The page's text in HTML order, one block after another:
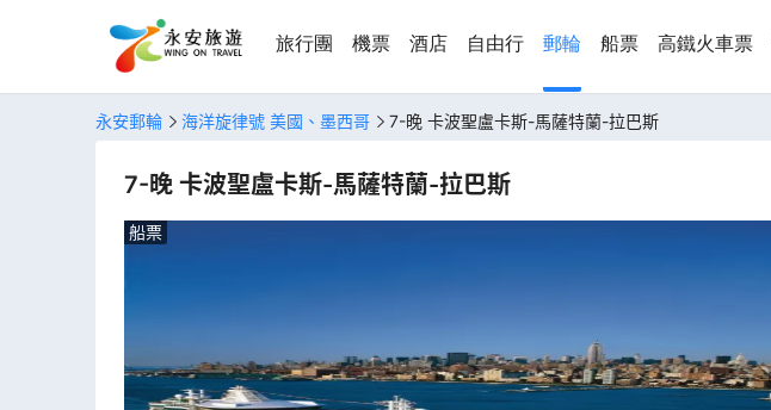
旅行團 機票 酒店 自由行 郵輪 船票 高鐵火車票
永安郵輪 海洋旋律號 美國、墨西哥 7-晚 卡波聖盧卡斯-馬薩特蘭-拉巴斯
7-晚 卡波聖盧卡斯-馬薩特蘭-拉巴斯
船票